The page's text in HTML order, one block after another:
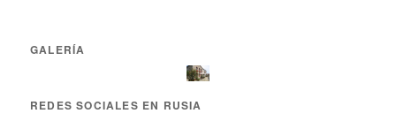
GALERÍA
REDES SOCIALES EN RUSIA